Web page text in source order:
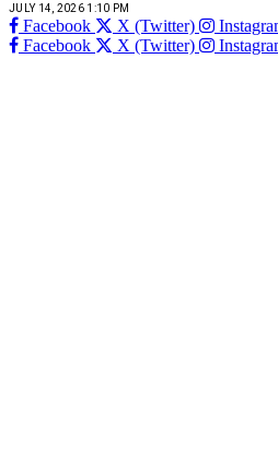
JULY 14, 2026 1:10 PM
Facebook X (Twitter)
Facebook
X (Twitter)